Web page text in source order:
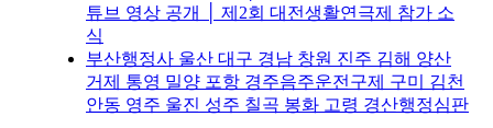
튜브 영상 공개 │ 제2회 대전생활연극제 참가 소
식
부산행정사 울산 대구 경남 창원 진주 김해 양산
거제 통영 밀양 포항 경주음주운전구제 구미 김천
안동 영주 울진 성주 칠곡 봉화 고령 경산행정심판